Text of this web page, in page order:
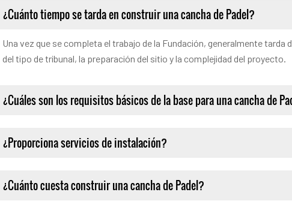
¿Cuánto tiempo se tarda en construir una cancha de Padel?
Una vez que se completa el trabajo de la Fundación, generalmente tarda
del tipo de tribunal, la preparación del sitio y la complejidad del proyecto.
¿Cuáles son los requisitos básicos de la base para una cancha de
¿Proporciona servicios de instalación?
¿Cuánto cuesta construir una cancha de Padel?